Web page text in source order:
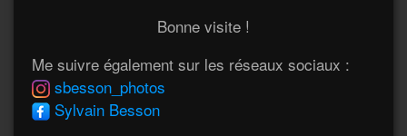
Bonne visite !
Me suivre également sur les réseaux sociaux :
sbesson_photos
Sylvain Besson